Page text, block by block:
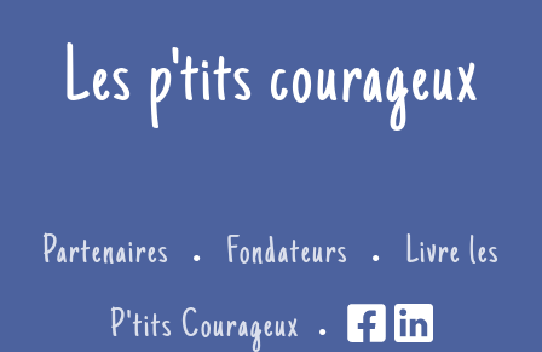
Les p'tits courageux
Partenaires ● Fondateurs ●
Livre les
P'tits Courageux
●